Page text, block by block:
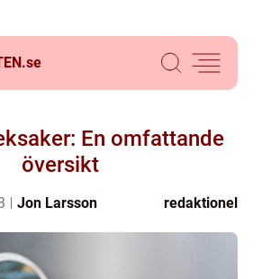
se
En omfattande
översikt
Jon Larsson redaktionel